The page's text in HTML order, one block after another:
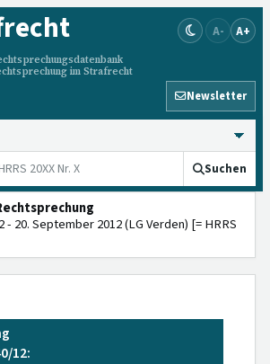
im Strafrecht
A- A+
Newsletter
Suchen
- 20. September 2012 (LG Verden) [= HRRS
12: